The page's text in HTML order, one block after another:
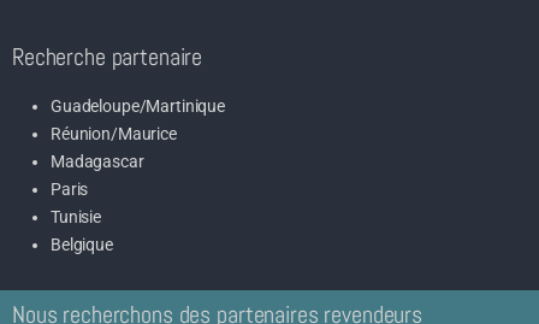
Recherche partenaire
Guadeloupe/Martinique
Réunion/Maurice
Madagascar
Paris
Tunisie
Belgique
Nous recherchons des partenaires revendeurs